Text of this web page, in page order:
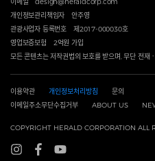
개인정보관리책임자
안주영
관광사업자 등록번호
제2017-000030호
영업보증보험
2억원 가입
모든 콘텐츠는 저작권법의 보호를 받으며, 무단 전재
이용약관 개인정보처리방침
문의
이메일주소무단수집거부
ABOUT US
COPYRIGHT HERALD CORPORATION ALL